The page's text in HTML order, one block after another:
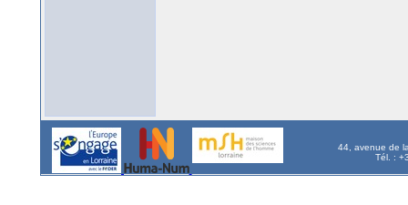
44, avenue de
Tél. :